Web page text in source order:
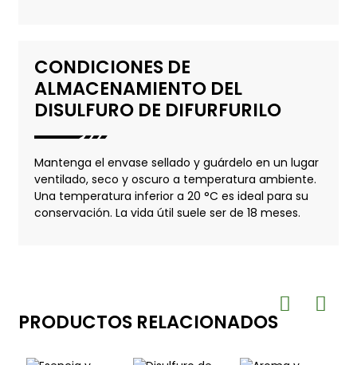
CONDICIONES DE
ALMACENAMIENTO DEL
DISULFURO DE DIFURFURILO
Mantenga el envase sellado y guárdelo en un lugar
ventilado, seco y oscuro a temperatura ambiente.
Una temperatura inferior a 20 °C es ideal para su
conservación. La vida útil suele ser de 18 meses.
PRODUCTOS RELACIONADOS